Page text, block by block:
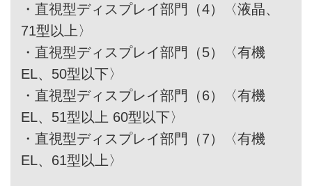
・ 直視型ディスプレイ部門（4）〈液晶、
71型以上〉
・ 直視型ディスプレイ部門（5）〈有機
EL、50型以下〉
・ 直視型ディスプレイ部門（6）〈有機
EL、51型以上 60型以下〉
・ 直視型ディスプレイ部門（7）〈有機
EL、61型以上〉